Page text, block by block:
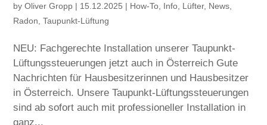
byOliver Gropp | 15.12.2025 | How-To Info Lüfter, News
Radon ,Taupunkt-Lüftung
NEU: Fachgerechte Installation unserer Taupunkt-
Lüftungssteuerungen jetzt auch in Österreich Gute
Nachrichten für Hausbesitzerinnen und Hausbesitzer
in Österreich. Unsere Taupunkt-Lüftungssteuerungen
sind ab sofort auch mit professioneller Installation in
ganz...